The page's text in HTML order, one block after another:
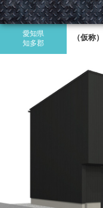
（仮称
愛知県
知多郡